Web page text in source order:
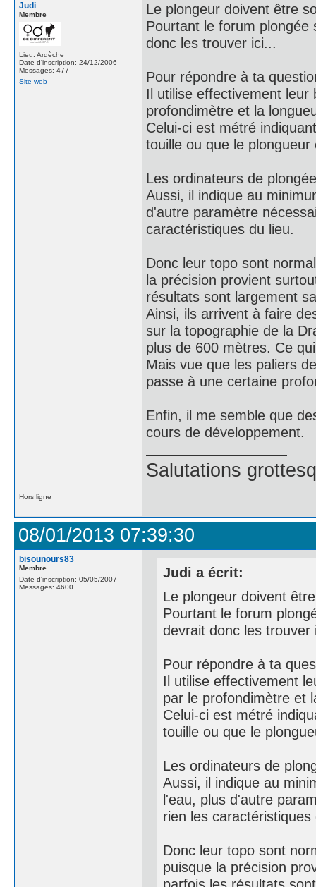
Judi
Membre
Lieu: Ardèche
Date d'inscription: 24/12/2006
Messages: 477
Site web
Le plongeur doivent être
Pourtant le forum
donc les trouver ici...
Pour répondre à ta
Il utilise effectivement leur
profondimètre et la
Celui-ci est métré
touille ou que le
Les ordinateurs de
Aussi, il indique au
d'autre paramètre
caractéristiques du lieu.
Donc leur topo sont
la précision provient
résultats sont largement
Ainsi, ils arrivent à faire
sur la topographie de la
plus de 600 mètres. Ce
Mais vue que les paliers
passe à une certaine
Enfin, il me semble que
cours de développement.
Salutations
Hors ligne
08/01/2013 07:39:30
bisounours83
Membre
Date d'inscription: 05/05/2007
Messages: 4600
Judi a écrit:
Le plongeur doivent
Pourtant le forum
devrait donc les trouver
Pour répondre à ta
Il utilise effectivement
par le profondimètre et
Celui-ci est métré
touille ou que le
Les ordinateurs de
Aussi, il indique au
l'eau, plus d'autre
rien les caractéristiques
Donc leur topo sont
puisque la précision